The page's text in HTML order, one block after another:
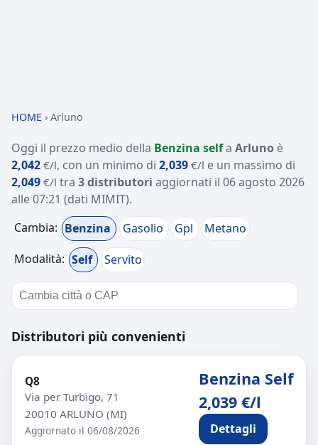
HOME › Arluno
Oggi il prezzo medio della Benzina selfa Arluno è
2,042 €/l, con un minimo di 2,039 €/l e un massimo di
2,049 €/l tra 3 distributori aggiornati il 06 agosto 2026
alle 07:21 (dati MIMIT).
Cambia: Benzina Gasolio Gpl
Metano
Modalità: Self Servito
Distributori più convenienti
Q8
Via per Turbigo, 71
20010 ARLUNO (MI)
Aggiornato il 06/08/2026
Benzina Self
2,039 €/l
Dettagli